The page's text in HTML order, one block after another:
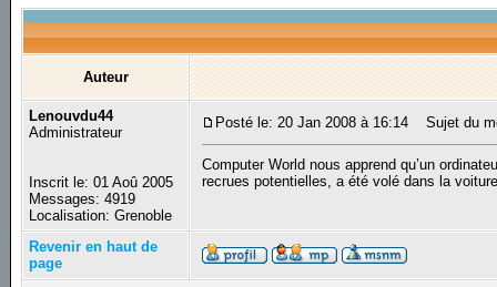
Auteur
Lenouvdu44
Administrateur
Inscrit le: 01 Aoû 2005
Messages: 4919
Localisation: Grenoble
Posté le: 20 Jan 2008 à 16:14 Sujet du
Computer World nous apprend qu’un
recrues potentielles, a été volé dans la
Revenir en haut de
page